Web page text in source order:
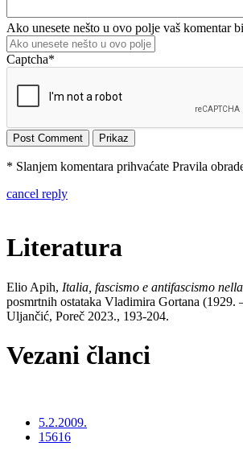
Ako unesete nešto u ovo polje vaš komentar
Captcha*
* Slanjem komentara prihvaćate Pravila
cancel reply
Literatura
Elio Apih, Italia, fascismo e antifascismo
posmrtnih ostataka Vladimira Gortana (1929.
Uljančić, Poreč 2023., 193-204.
Vezani članci
5.2.2009.
15616